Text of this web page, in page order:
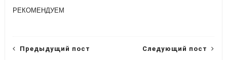
РЕКОМЕНДУЕМ
Следующий пост
Предыдущий пост